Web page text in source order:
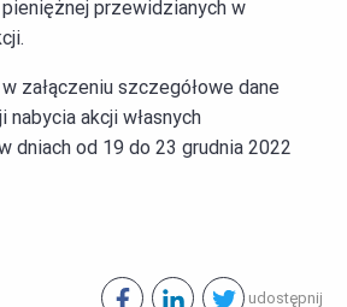
przewidzianych w
załączeniu szczegółowe dane
akcji własnych
dniach od 19 do 23 grudnia 2022
udostępnij